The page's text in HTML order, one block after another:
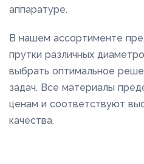
аппаратуре.
В нашем ассортименте
прутки различных
выбрать оптимальное
задач. Все материалы
ценам и соответствуют
качества.